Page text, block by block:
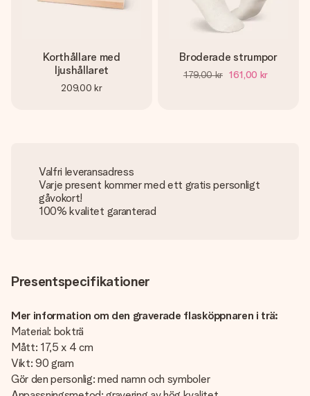
Korthållare med
ljushållaret
209,00 kr
Broderade strumpor
179,00 kr 161,00 kr
Valfri leveransadress
Varje present kommer med ett gratis personligt
gåvokort!
100% kvalitet garanterad
Presentspecifikationer
Mer information om den graverade flasköppnaren i trä:
Material: bokträ
Mått: 17,5 x 4 cm
Vikt: 90 gram
Gör den personlig: med namn och symboler